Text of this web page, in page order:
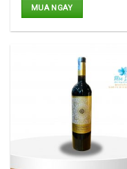
MUA NGAY